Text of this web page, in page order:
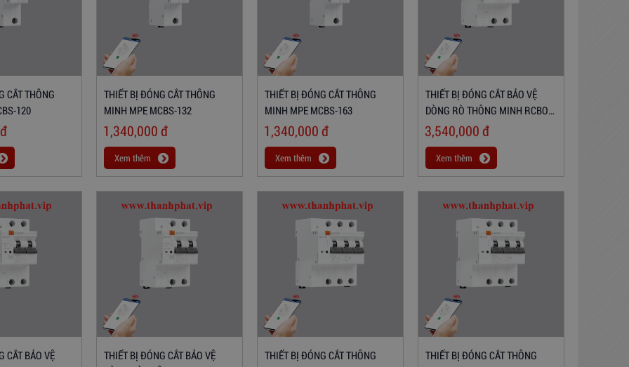
CẮT THÔNG
120
đ
THIẾT BỊ ĐÓNG CẮT THÔNG
MINH MPE MCBS-132
1,340,000 đ
Xem thêm
THIẾT BỊ ĐÓNG CẮT THÔNG
MINH MPE MCBS-163
1,340,000 đ
Xem thêm
THIẾT BỊ ĐÓNG CẮT BẢO VỆ
DÒNG RÒ THÔNG MINH RCBOS-
232/30
3,540,000 đ
Xem thêm
CẮT BẢO VỆ
THIẾT BỊ ĐÓNG CẮT BẢO VỆ
THIẾT BỊ ĐÓNG CẮT THÔNG
THIẾT BỊ ĐÓNG CẮT THÔNG